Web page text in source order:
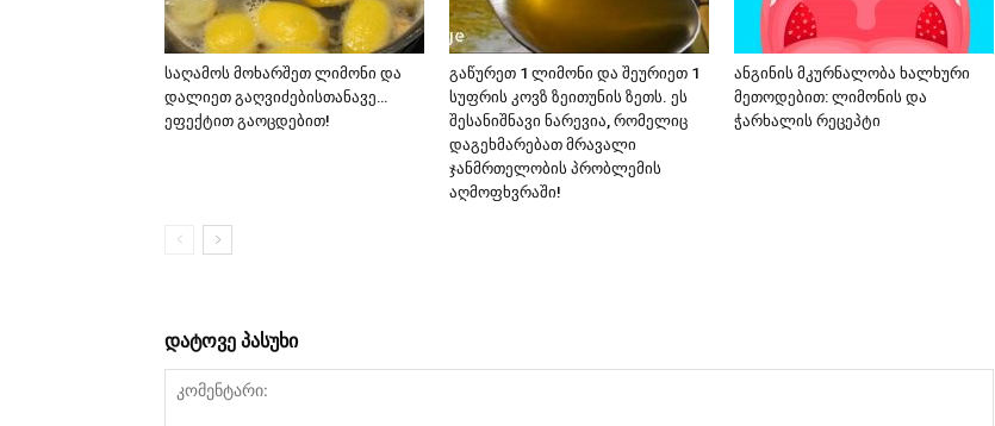
საღამოს მოხარშეთ ლიმონი და
დალიეთ გაღვიძებისთანავე…
ეფექტით გაოცდებით!
გაწურეთ 1 ლიმონი და შეურიეთ 1
სუფრის კოვზ ზეითუნის ზეთს. ეს
შესანიშნავი ნარევია, რომელიც
დაგეხმარებათ მრავალი
ჯანმრთელობის პრობლემის
აღმოფხვრაში!
ანგინის მკურნალობა ხალხური
მეთოდებით: ლიმონის და
ჭარხალის რეცეპტი
დატოვე პასუხი